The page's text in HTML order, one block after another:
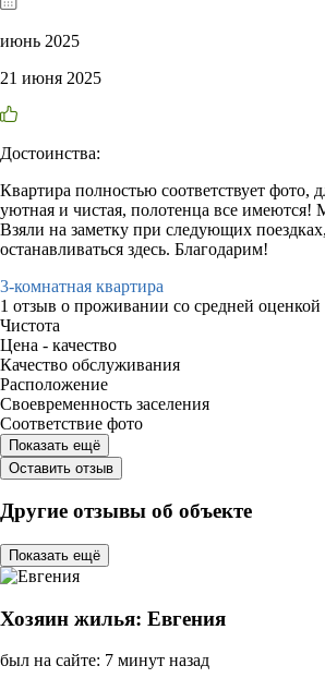
июнь 2025
21 июня 2025
Достоинства:
Квартира полностью соответствует фото,
уютная и чистая, полотенца все
Взяли на заметку при следующих
останавливаться здесь. Благодарим!
3-комнатная квартира
1 отзыв о проживании со средней оценкой
Чистота
Цена - качество
Качество обслуживания
Расположение
Своевременность заселения
Соответствие фото
Показать ещё
Оставить отзыв
Другие отзывы об объекте
Показать ещё
Хозяин жилья: Евгения
был на сайте: 7 минут назад